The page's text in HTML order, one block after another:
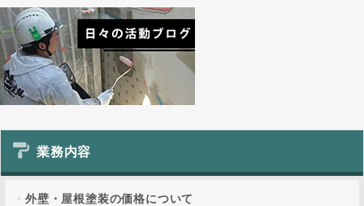
業務内容
外壁・屋根塗装の価格について